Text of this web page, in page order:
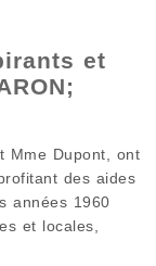
et
Mme Dupont, ont
des aides
années 1960
et locales,